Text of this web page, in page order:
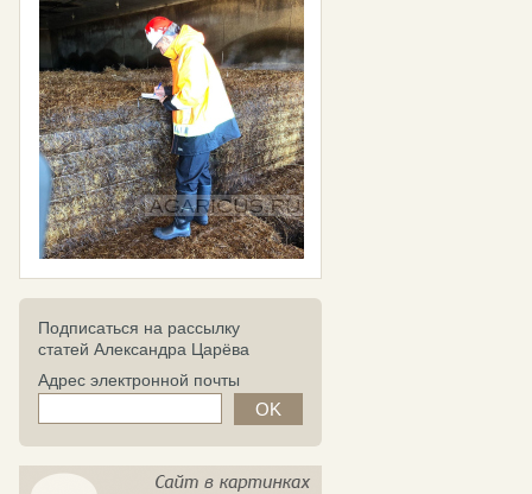
Подписаться на рассылку
статей Александра Царёва
Адрес электронной почты